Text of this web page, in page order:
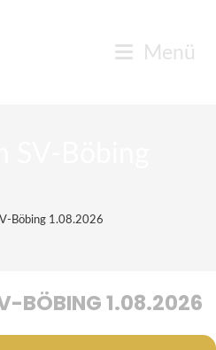
Menü
Böbing 1.08.2026
BÖBING 1.08.2026